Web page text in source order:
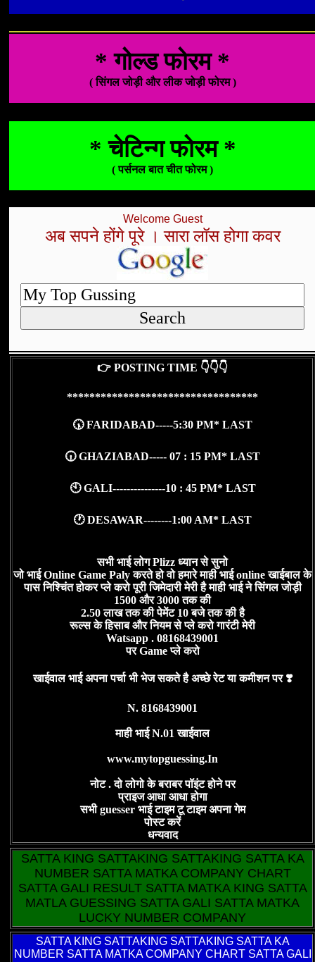
* गोल्ड फोरम *
( सिंगल जोड़ी और लीक जोड़ी फोरम )
* चेटिन्ग फोरम *
( पर्सनल बात चीत फोरम )
Welcome Guest
अब सपने होंगे पूरे । सारा लॉस होगा कवर
👉 POSTING TIME 👇👇👇
**********************************
🕠 FARIDABAD-----5:30 PM* LAST
🕡 GHAZIABAD----- 07 : 15 PM* LAST
🕙 GALI---------------10 : 45 PM* LAST
🕐 DESAWAR--------1:00 AM* LAST
सभी भाई लोग Plizz ध्यान से सुनो
जो भाई Online Game Paly करते हो वो हमारे माही भाई online खाईबाल के
पास निश्चिंत होकर प्ले करो पूरी जिमेदारी मेरी है माही भाई ने सिंगल जोड़ी
1500 और 3000 तक की
2.50 लाख तक की पेमेंट 10 बजे तक की है
रूल्स के हिसाब और नियम से प्ले करो गारंटी मेरी
Watsapp . 08168439001
पर Game प्ले करो
खाईवाल भाई अपना पर्चा भी भेज सकते है अच्छे रेट या कमीशन पर ❣️
N. 8168439001
माही भाई N.01 खाईवाल
www.mytopguessing.In
नोट . दो लोगो के बराबर पॉइंट होने पर
प्राइज आधा आधा होगा
सभी guesser भाई टाइम टू टाइम अपना गेम
पोस्ट करें
धन्यवाद
SATTA KING SATTAKING SATTAKING SATTA KA
NUMBER SATTA MATKA COMPANY CHART
SATTA GALI RESULT SATTA MATKA KING SATTA
MATLA GUESSING SATTA GALI SATTA MATKA
LUCKY NUMBER COMPANY
SATTA KINGSATTAKING SATTAKING SATTA KA
NUMBER SATTA MATKA COMPANY CHART SATTA GALI